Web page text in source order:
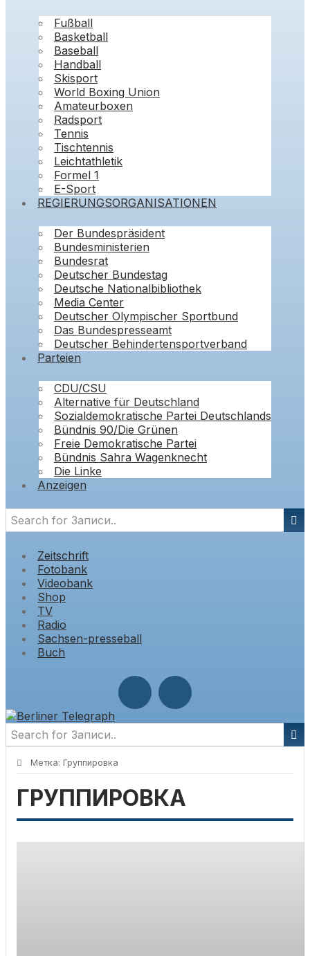
Fußball
Basketball
Baseball
Handball
Skisport
World Boxing Union
Amateurboxen
Radsport
Tennis
Tischtennis
Leichtathletik
Formel 1
E-Sport
REGIERUNGSORGANISATIONEN
Der Bundespräsident
Bundesministerien
Bundesrat
Deutscher Bundestag
Deutsche Nationalbibliothek
Media Center
Deutscher Olympischer Sportbund
Das Bundespresseamt
Deutscher Behindertensportverband
Parteien
CDU/CSU
Alternative für Deutschland
Sozialdemokratische Partei Deutschlands
Bündnis 90/Die Grünen
Freie Demokratische Partei
Bündnis Sahra Wagenknecht
Die Linke
Anzeigen
Zeitschrift
Fotobank
Videobank
Shop
TV
Radio
Sachsen-presseball
Buch
Метка: Группировка
ГРУППИРОВКА